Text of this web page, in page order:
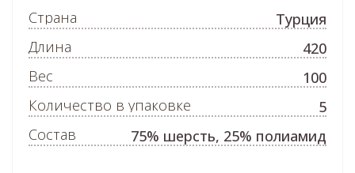
Страна
Турция
Длина
420
Вес
100
Количество в упаковке
5
Состав
75% шерсть, 25% полиамид